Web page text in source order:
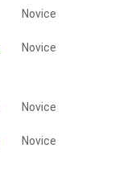
Novice
Novice
Novice
Novice